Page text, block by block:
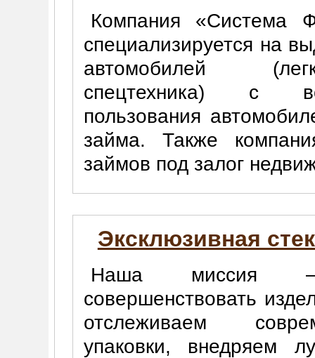
Компания «Система
специализируется на
автомобилей
спецтехника) с
пользования
займа. Также
займов под залог
Эксклюзивная
Наша миссия
совершенствовать
отслеживаем
упаковки, внедряем